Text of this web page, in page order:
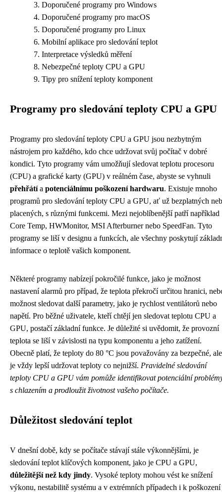
Doporučené programy pro Windows
Doporučené programy pro macOS
Doporučené programy pro Linux
Mobilní aplikace pro sledování teplot
Interpretace výsledků měření
Nebezpečné teploty CPU a GPU
Tipy pro snížení teploty komponent
Programy pro sledování teploty CPU a GPU
Programy pro sledování teploty CPU a GPU jsou nezbytným
nástrojem pro každého, kdo chce udržovat svůj počítač v dobré
kondici. Tyto programy vám umožňují sledovat teplotu procesoru
(CPU) a grafické karty (GPU) v reálném čase, abyste se vyhnuli
přehřátía potenciálnímu poškození hardwaru. Existuje mnoho
programů pro sledování teploty CPU a GPU, ať už bezplatných
placených, s různými funkcemi. Mezi nejoblíbenější patří například
Core Temp, HWMonitor, MSI Afterburner nebo SpeedFan. Tyto
programy se liší v designu a funkcích, ale všechny poskytují
informace o teplotě vašich komponent.
Některé programy nabízejí pokročilé funkce, jako je možnost
nastavení alarmů pro případ, že teplota překročí určitou hranici,
možnost sledovat další parametry, jako je rychlost ventilátorů nebo
napětí. Pro běžné uživatele, kteří chtějí jen sledovat teplotu CPU a
GPU, postačí základní funkce. Je důležité si uvědomit, že provozní
teplota se liší v závislosti na typu komponentu a jeho zatížení.
Obecně platí, že teploty do 80 °C jsou považovány za bezpečné, ale
je vždy lepší udržovat teploty co nejnižší. Pravidelné sledování
teploty CPU a GPU vám pomůže identifikovat potenciální
s chlazením a prodloužit životnost vašeho počítače.
Důležitost sledování teplot
V dnešní době, kdy se počítače stávají stále výkonnějšími, je
sledování teplot klíčových komponent, jako je CPU a GPU,
důležitější než kdy jindy. Vysoké teploty mohou vést ke snížení
výkonu, nestabilitě systému a v extrémních případech i k poškození